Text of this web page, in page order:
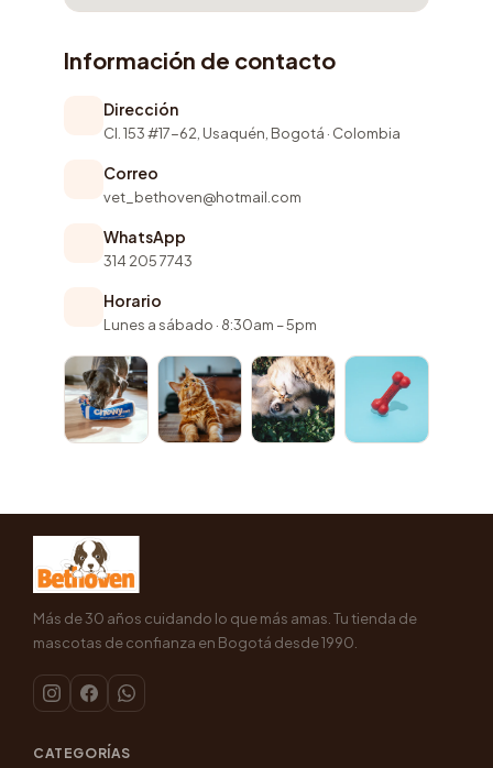
Información de contacto
Dirección
Cl. 153 #17-62, Usaquén, Bogotá · Colombia
Correo
vet_bethoven@hotmail.com
WhatsApp
314 205 7743
Horario
Lunes a sábado · 8:30am – 5pm
Más de 30 años cuidando lo que más amas. Tu tienda de
mascotas de confianza en Bogotá desde 1990.
CATEGORÍAS